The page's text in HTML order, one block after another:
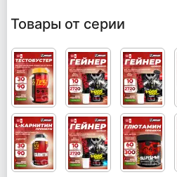
Товары от серии